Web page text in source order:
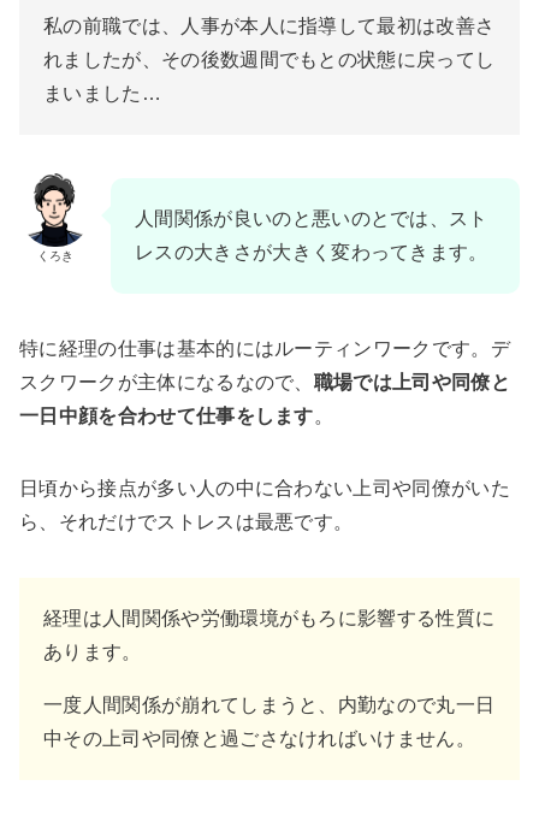
私の前職では、人事が本人に指導して最初は改善さ
れましたが、その後数週間でもとの状態に戻ってし
まいました…
くろき
人間関係が良いのと悪いのとでは、スト
レスの大きさが大きく変わってきます。
特に経理の仕事は基本的にはルーティンワークです。デ
スクワークが主体になるなので、 職場では上司や同僚と
一日中顔を合わせて仕事をします。
日頃から接点が多い人の中に合わない上司や同僚がいた
ら、それだけでストレスは最悪です。
経理は人間関係や労働環境がもろに影響する性質に
あります。
一度人間関係が崩れてしまうと、内勤なので丸一日
中その上司や同僚と過ごさなければいけません。